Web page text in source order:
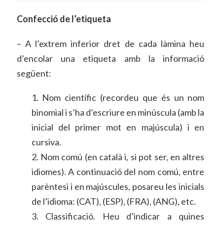
Confecció de l’etiqueta
– A l’extrem inferior dret de cada làmina heu
d’encolar una etiqueta amb la informació
següent:
1. Nom científic (recordeu que és un nom
binomial i s’ha d’escriure en minúscula (amb la
inicial del primer mot en majúscula) i en
cursiva.
2. Nom comú (en català i, si pot ser, en altres
idiomes). A continuació del nom comú, entre
parèntesi i en majúscules, posareu les inicials
de l’idioma: (CAT), (ESP), (FRA), (ANG), etc.
3. Classificació. Heu d’indicar a quines